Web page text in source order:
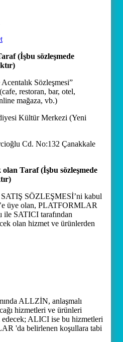
(İşbu sözleşmede
Sözleşmesi”
restoran, bar, otel,
mağaza, vb.)
Kültür Merkezi (Yeni
Cd. No:132 Çanakkale
Taraf (İşbu sözleşmede
SÖZLEŞMESİ’ni kabul
üye olan, PLATFORMLAR
ile SATICI tarafından
olan hizmet ve ürünlerden
ALLZİN, anlaşmalı
hizmetleri ve ürünleri
ALICI ise bu hizmetleri
'da belirlenen koşullara tabi